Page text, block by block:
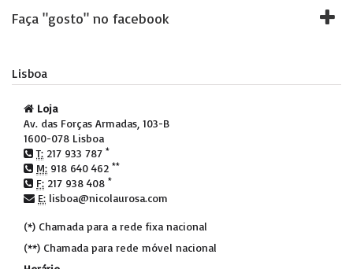
Faça "gosto" no facebook
Lisboa
Loja
Av. das Forças Armadas, 103-B
1600-078 Lisboa
T: 217 933 787 *
M: 918 640 462 **
F: 217 938 408 *
E: lisboa@nicolaurosa.com
(*) Chamada para a rede fixa nacional
(**) Chamada para rede móvel nacional